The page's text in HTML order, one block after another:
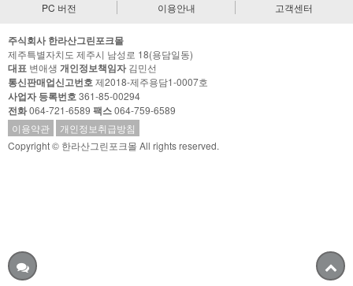
PC 버전 이용안내 고객센터
주식회사 한라산그린포크몰
제주특별자치도 제주시 남성로 18(용담일동)
대표 변애생 개인정보책임자김민선
통신판매업신고번호제2018-제주용담1-0007호
사업자 등록번호361-85-00294
전화064-721-6589 팩스064-759-6589
이용약관
개인정보취급방침
Copyright © 한라산그린포크몰 All rights reserved.